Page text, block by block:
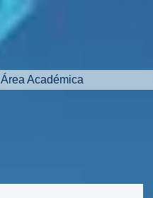
Área Académica